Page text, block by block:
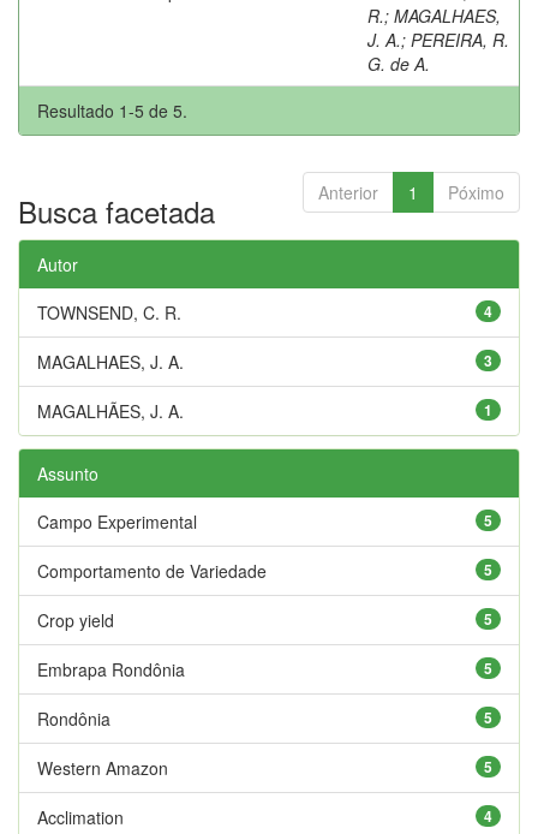
R.; MAGALHAES,
J. A.; PEREIRA, R.
G. de A.
Resultado 1-5 de 5.
Anterior 1 Póximo
Busca facetada
Autor
4
TOWNSEND, C. R.
3
MAGALHAES, J. A.
1
MAGALHÃES, J. A.
Assunto
5
Campo Experimental
5
Comportamento de Variedade
5
Crop yield
5
Embrapa Rondônia
5
Rondônia
5
Western Amazon
4
Acclimation